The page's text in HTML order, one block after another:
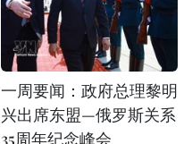
一周要闻：政府总理黎明
兴出席东盟—俄罗斯关系
35周年纪念峰会